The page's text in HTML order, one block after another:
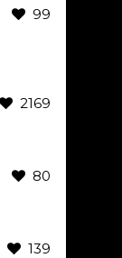
99
2169
80
139